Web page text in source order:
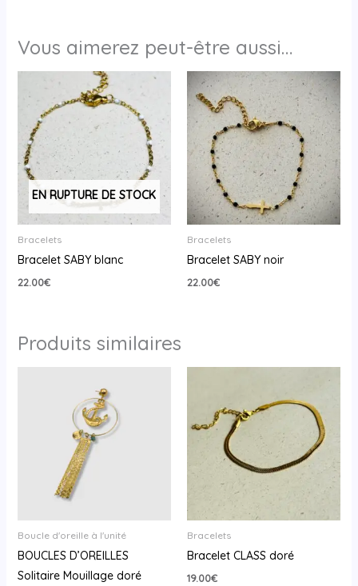
Vous aimerez peut-être aussi…
EN RUPTURE DE STOCK
Bracelets
Bracelet SABY blanc
22.00€
Bracelets
Bracelet SABY noir
22.00€
Produits similaires
Boucle d'oreille à l'unité
BOUCLES D’OREILLES
Solitaire Mouillage doré
Bracelets
Bracelet CLASS doré
19.00€